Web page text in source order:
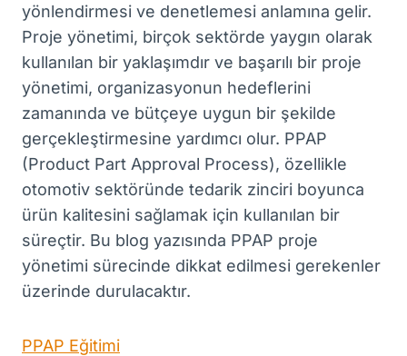
yönlendirmesi ve denetlemesi anlamına gelir.
Proje yönetimi, birçok sektörde yaygın olarak
kullanılan bir yaklaşımdır ve başarılı bir proje
yönetimi, organizasyonun hedeflerini
zamanında ve bütçeye uygun bir şekilde
gerçekleştirmesine yardımcı olur. PPAP
(Product Part Approval Process), özellikle
otomotiv sektöründe tedarik zinciri boyunca
ürün kalitesini sağlamak için kullanılan bir
süreçtir. Bu blog yazısında PPAP proje
yönetimi sürecinde dikkat edilmesi gerekenler
üzerinde durulacaktır.
PPAP Eğitimi